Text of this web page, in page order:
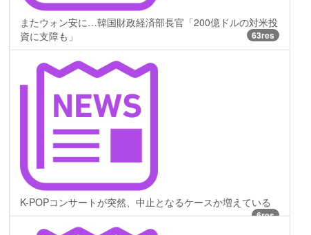
またウォン安に…韓国財政経済部長官「200億ドルの対米投
資に支障も」
63res
K-POPコンサートが突然、中止となるケースか増えている
6res